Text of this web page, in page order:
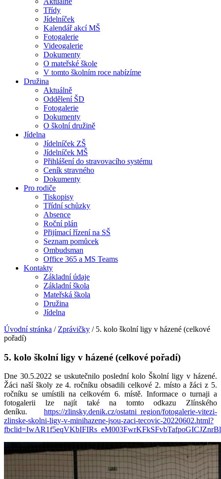
Třídy
Jídelníček
Kalendář akcí MŠ
Fotogalerie
Videogalerie
Dokumenty
O mateřské škole
V tomto školním roce nabízíme
Družina
Aktuálně
Oddělení ŠD
Fotogalerie
Dokumenty
O školní družině
Jídelna
Jídelníček ZŠ
Jídelníček MŠ
Přihlášení do stravovacího systému
Ceník stravného
Dokumenty
Pro rodiče
Tiskopisy
Třídní schůzky
Absence
Roční plán
Přijímací řízení na SŠ
Seznam pomůcek
Ombudsman
Office 365 a MS Teams
Kontakty
Základní údaje
Základní škola
Mateřská škola
Družina
Jídelna
Úvodní stránka / Zprávičky / 5. kolo školní ligy v házené (celkové
pořadí)
5. kolo školní ligy v házené (celkové pořadí)
Dne 30.5.2022 se uskutečnilo poslední kolo Školní ligy v házené.
Žáci naší školy ze 4. ročníku obsadili celkové 2. místo a žáci z 5.
ročníku se umístili na celkovém 6. místě. Informace o turnaji a
fotogalerii lze najít také na tomto odkazu Zlínského
deníku. https://zlinsky.denik.cz/ostatni_region/fotogalerie-vitezi-
zlinske-skolni-ligy-v-minihazene-jsou-zaci-tecovic-20220602.html?